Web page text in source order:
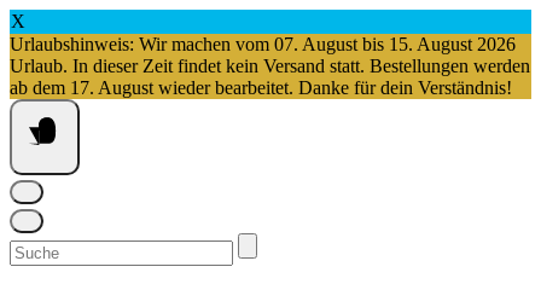
X
Urlaubshinweis: Wir machen vom 07. August bis 15. August 2026
Urlaub. In dieser Zeit findet kein Versand statt. Bestellungen werden
ab dem 17. August wieder bearbeitet. Danke für dein Verständnis!
Springe
zum
Inhalt
Suchen
nach: